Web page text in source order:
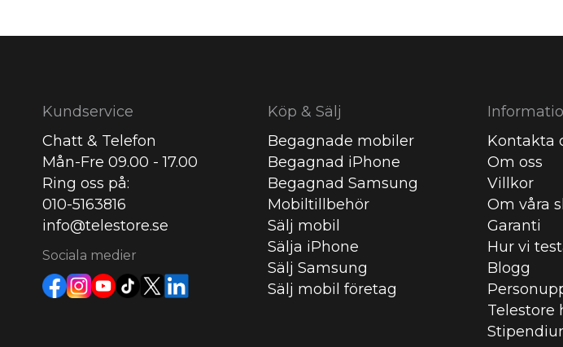
Kundservice
Chatt & Telefon
Mån-Fre 09.00 - 17.00
Ring oss på:
010-5163816
info@telestore.se
Sociala medier
Köp & Sälj
Begagnade mobiler
Begagnad iPhone
Begagnad Samsung
Mobiltillbehör
Sälj mobil
Sälja iPhone
Sälj Samsung
Sälj mobil företag
Kontakta
Om oss
Villkor
Om våra
Garanti
Hur vi
Blogg
Telestore